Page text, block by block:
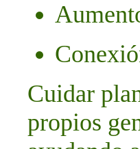
Cuidar
propios